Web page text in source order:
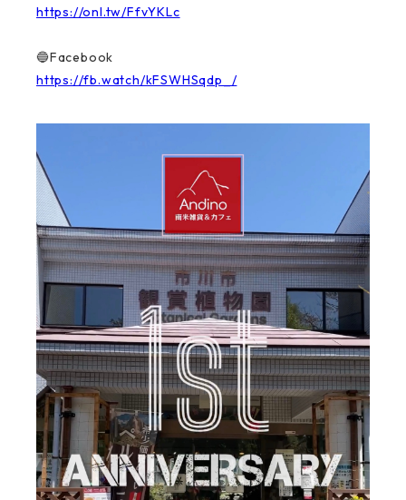
https://onl.tw/FfvYKLc
🔵Facebook
https://fb.watch/kFSWHSqdp_/